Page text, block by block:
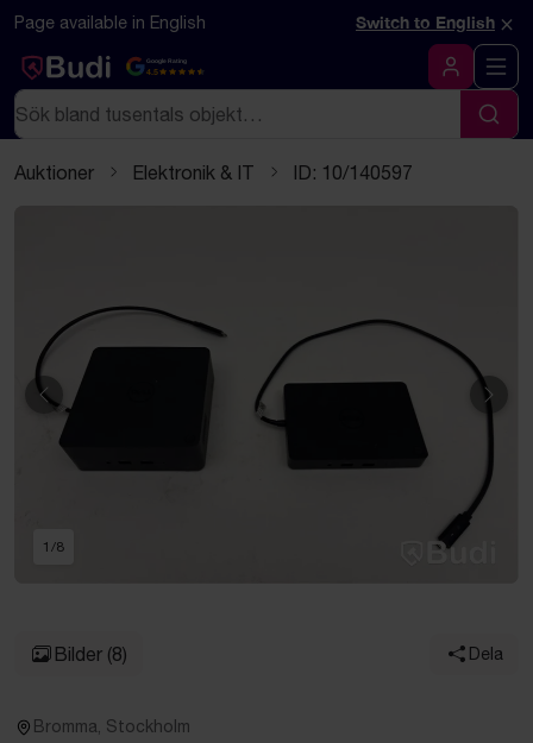
Hoppa till innehåll
Textbaserad (markdown) version av denna sida
Page available in English Switch to English ×
Google Rating
4.5
Logga in
Sök
Sök
Auktioner Elektronik & IT ID: 10/140597
Föregående
1 /8
Bilder (8) Dela
Bromma, Stockholm